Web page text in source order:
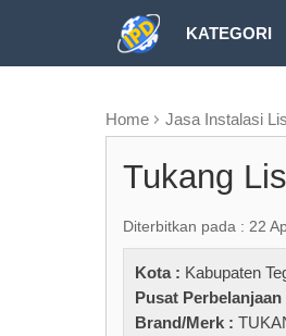
KATEGORI
Home
Jasa Instalasi
Tukang
Diterbitkan pada : 22
Kota : Kabupaten
Pusat Perbelanjaan
Brand/Merk :